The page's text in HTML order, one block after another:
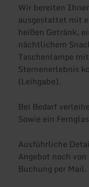
Wir bereiten
ausgestattet mit
heißen Getränk,
nächtlichem
Taschenlampe
Sternenerlebnis
(Leihgabe).
Bei Bedarf
Sowie ein
Ausführliche
Angebot noch
Buchung per Mail.